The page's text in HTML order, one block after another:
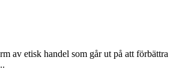
av etisk handel som går ut på att förbättra